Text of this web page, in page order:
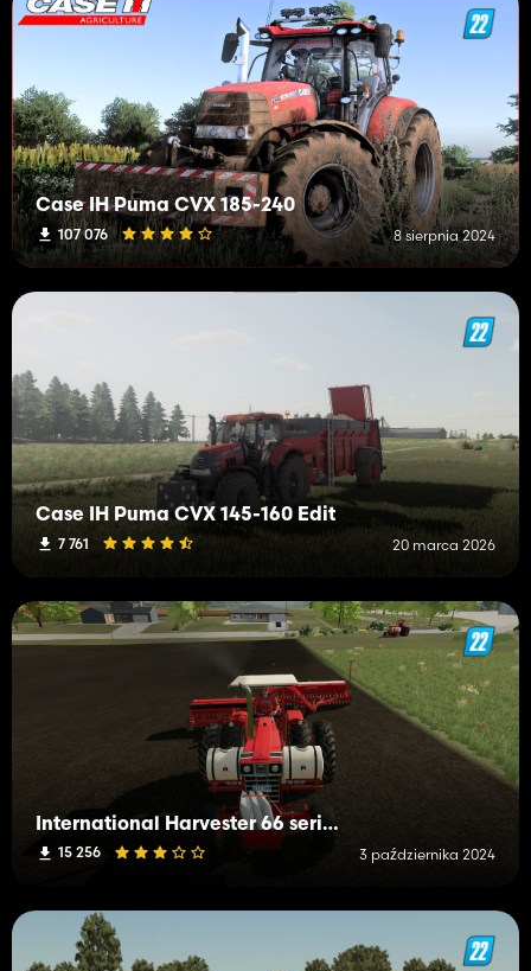
Case IH Puma CVX 185-240
107 076 8 sierpnia 2024
Case IH Puma CVX 145-160 Edit
7 761 20 marca 2026
International Harvester 66 series
15 256 3 października 2024